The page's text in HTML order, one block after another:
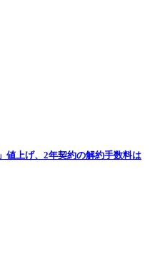
値上げ、2年契約の解約手数料は